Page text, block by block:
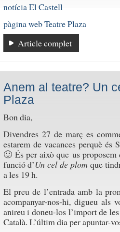
notícia El Castell
pàgina web Teatre Plaza
Article complet
Anem al teatre? Un
Plaza
Bon dia,
Divendres 27 de març es
estarem de vacances perquè és
🙂 És per això que us proposem
funció d’Un cel de plom que
a les 19 h.
El preu de l’entrada amb la
acompanyar-nos-hi, digueu als
anireu i doneu-los l’import de
Català. L’últim dia per apuntar-